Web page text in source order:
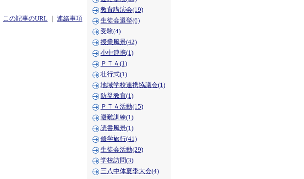
教育講演会(19)
生徒会選挙(6)
受験(4)
授業風景(42)
小中連携(1)
ＰＴＡ(1)
壮行式(1)
地域学校連携協議会(1)
防災教育(1)
ＰＴＡ活動(15)
避難訓練(1)
読書風景(1)
修学旅行(41)
生徒会活動(29)
学校訪問(3)
三八中体夏季大会(4)
この記事のURL 連絡事項